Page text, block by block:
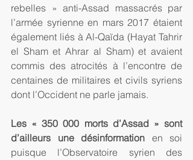
rebelles » anti-Assad massacrés par
l’armée syrienne en mars 2017 étaient
également liés à Al-Qaïda (Hayat Tahrir
el Sham et Ahrar al Sham) et avaient
commis des atrocités à l’encontre de
centaines de militaires et civils syriens
dont l’Occident ne parle jamais.
Les « 350 000 morts d’Assad » sont
d’ailleurs une désinformation en soi
puisque l’Observatoire syrien des